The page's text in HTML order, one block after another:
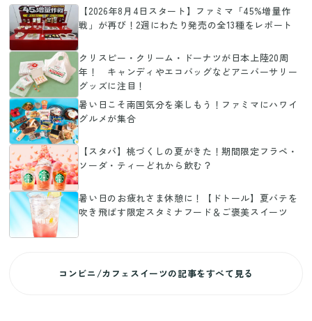
【2026年8月4日スタート】ファミマ「45%増量作
戦」が再び！2週にわたり発売の全13種をレポート
クリスピー・クリーム・ドーナツが日本上陸20周
年！ キャンディやエコバッグなどアニバーサリー
グッズに注目！
暑い日こそ南国気分を楽しもう！ファミマにハワイ
グルメが集合
【スタバ】桃づくしの夏がきた！期間限定フラペ・
ソーダ・ティーどれから飲む？
暑い日のお疲れさま休憩に！【ドトール】夏バテを
吹き飛ばす限定スタミナフード＆ご褒美スイーツ
コンビニ/カフェスイーツの記事をすべて見る